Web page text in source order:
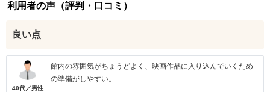
利用者の声（評判・口コミ）
良い点
40代／男性
館内の雰囲気がちょうどよく、映画作品に入り込んでいくため
の準備がしやすい。